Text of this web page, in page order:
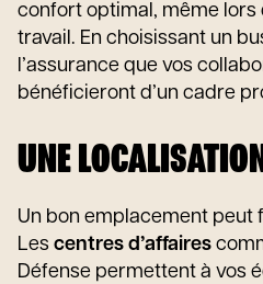
confort optimal, même lors
travail. En choisissant un
l’assurance que vos
bénéficieront d’un cadre
UNE
Un bon emplacement peut
Les centres d’affaires
Défense permettent à vos